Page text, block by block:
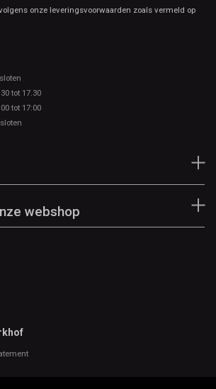
onze leveringsvoorwaarden zoals vermeld op
tot 17.30
tot 17:00
webshop